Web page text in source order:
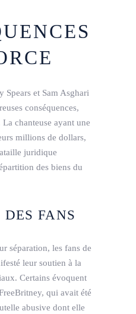
Spears et Sam Asghari
conséquences,
chanteuse ayant une
millions de dollars,
juridique
des biens du
FANS
séparation, les fans de
leur soutien à la
Certains évoquent
qui avait été
abusive dont elle